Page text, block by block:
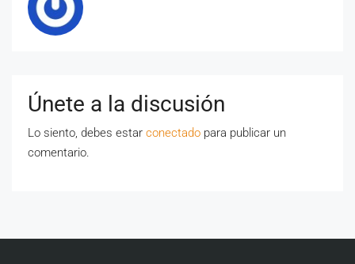
Únete a la discusión
Lo siento, debes estar conectado para publicar un
comentario.